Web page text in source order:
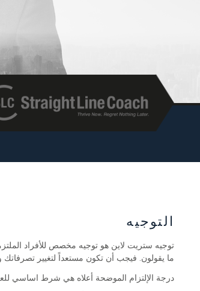
التوجيه
توجيه ستريت لاين هو توجيه مخصص للأفراد
ما يقولون. فيجب أن تكون مستعداً لتغيير
درجة الإلتزام الموضحة أعلاه هي شرط اساسي